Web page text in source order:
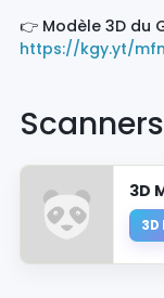
👉 Modèle 3D du
https://kgy.yt/
3D
3D